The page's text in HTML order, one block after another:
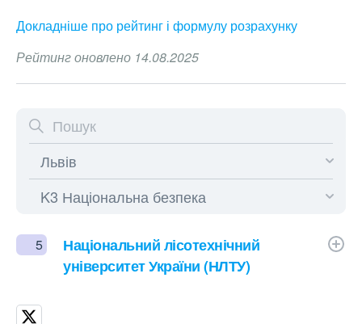
Докладніше про рейтинг і формулу розрахунку
Рейтинг оновлено 14.08.2025
5
Національний лісотехнічний
університет України (НЛТУ)